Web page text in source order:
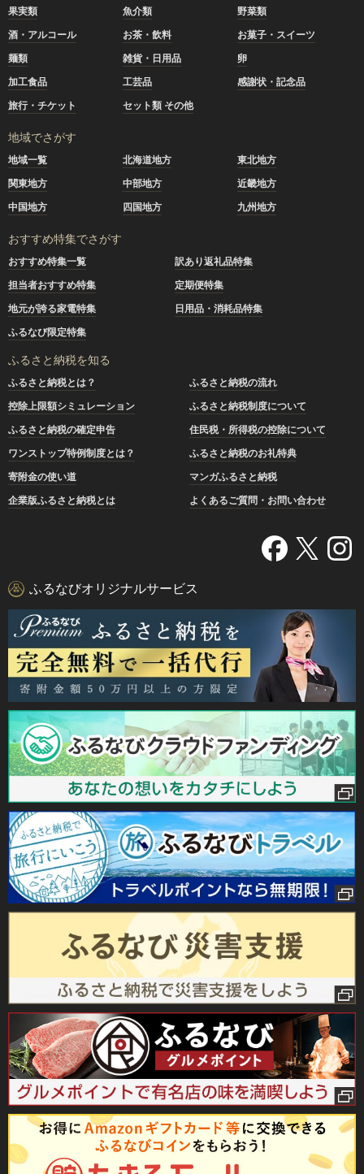
果実類
魚介類
野菜類
酒・アルコール
お茶・飲料
お菓子・スイーツ
麺類
雑貨・日用品
卵
加工食品
工芸品
感謝状・記念品
旅行・チケット
セット類 その他
地域でさがす
地域一覧 北海道地方
東北地方
関東地方
中部地方
近畿地方
中国地方
四国地方 九州地方
おすすめ特集でさがす
おすすめ特集一覧
訳あり返礼品特集
担当者おすすめ特集
定期便特集
地元が誇る家電特集
日用品・消耗品特集
ふるなび限定特集
ふるさと納税を知る
ふるさと納税とは？
ふるさと納税の流れ
控除上限額シミュレーション
ふるさと納税制度について
ふるさと納税の確定申告
住民税・所得税の控除について
ワンストップ特例制度とは？
ふるさと納税のお礼特典
寄附金の使い道
マンガふるさと納税
企業版ふるさと納税とは
よくあるご質問・お問い合わせ
ふるなびオリジナルサービス